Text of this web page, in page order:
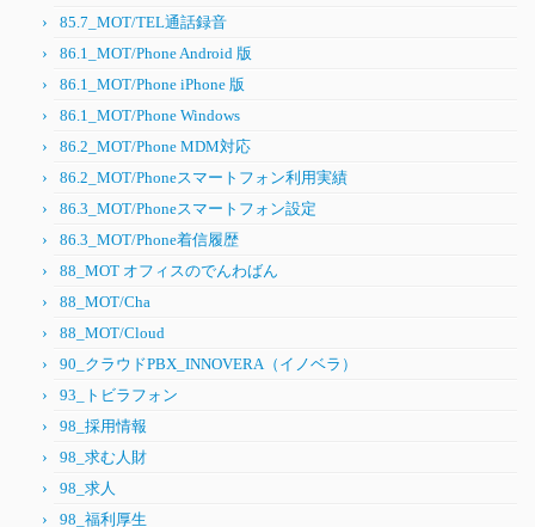
85.7_MOT/TEL通話録音
86.1_MOT/Phone Android 版
86.1_MOT/Phone iPhone 版
86.1_MOT/Phone Windows
86.2_MOT/Phone MDM対応
86.2_MOT/Phoneスマートフォン利用実績
86.3_MOT/Phoneスマートフォン設定
86.3_MOT/Phone着信履歴
88_MOT オフィスのでんわばん
88_MOT/Cha
88_MOT/Cloud
90_クラウドPBX_INNOVERA（イノベラ）
93_トビラフォン
98_採用情報
98_求む人財
98_求人
98_福利厚生